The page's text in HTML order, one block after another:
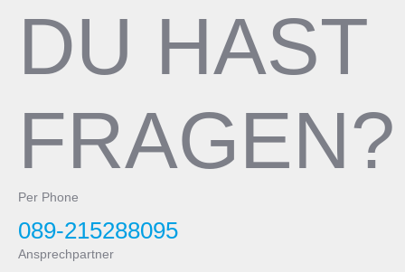
DU HAST
FRAGEN?
Per Phone
089-215288095
Ansprechpartner